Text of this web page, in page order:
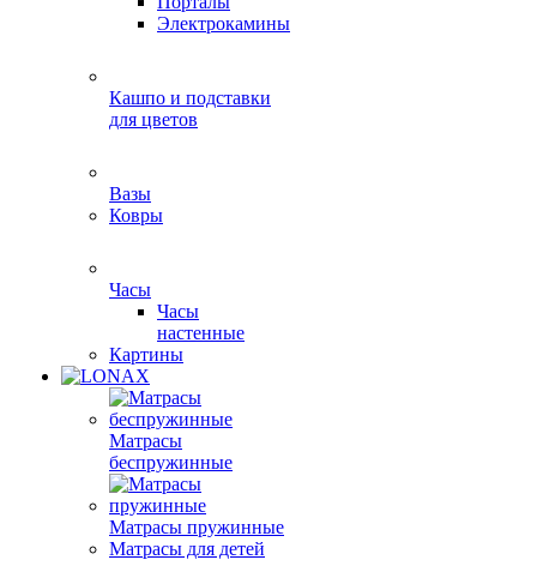
Электрокамины
Кашпо и подставки
для цветов
Вазы
Ковры
Часы
Часы
настенные
Картины
Матрасы
беспружинные
Матрасы пружинные
Матрасы для детей